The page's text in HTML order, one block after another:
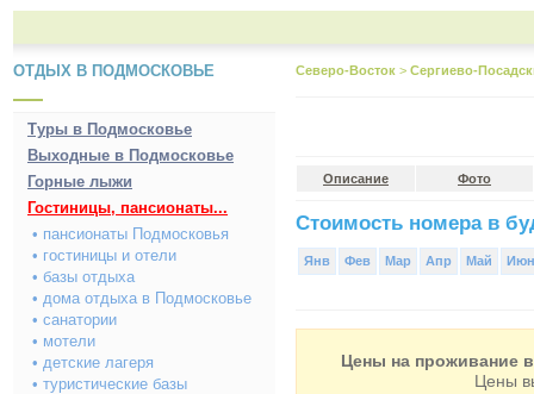
ОТДЫХ В ПОДМОСКОВЬЕ
Туры в Подмосковье
Выходные в Подмосковье
Горные лыжи
Гостиницы, пансионаты...
• пансионаты Подмосковья
• гостиницы и отели
• базы отдыха
• дома отдыха в Подмосковье
• санатории
• мотели
• детские лагеря
• туристические базы
Северо-Восток > Сергиево-
Описание Фото
Стоимость номера в
Янв Фев Мар Апр Май Июн
Цены на проживание
Цены